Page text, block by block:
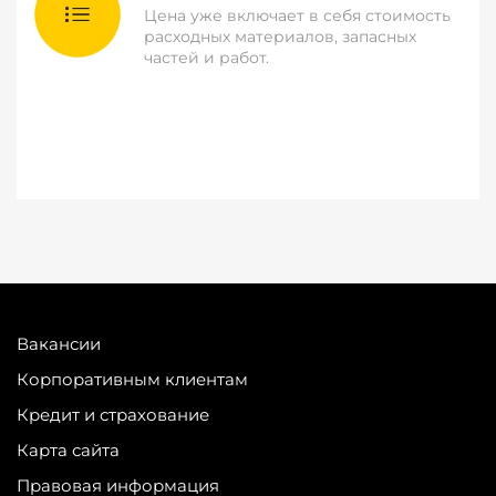
Цена уже включает в себя стоимость
расходных материалов, запасных
частей и работ.
Вакансии
Корпоративным клиентам
Кредит и страхование
Карта сайта
Правовая информация